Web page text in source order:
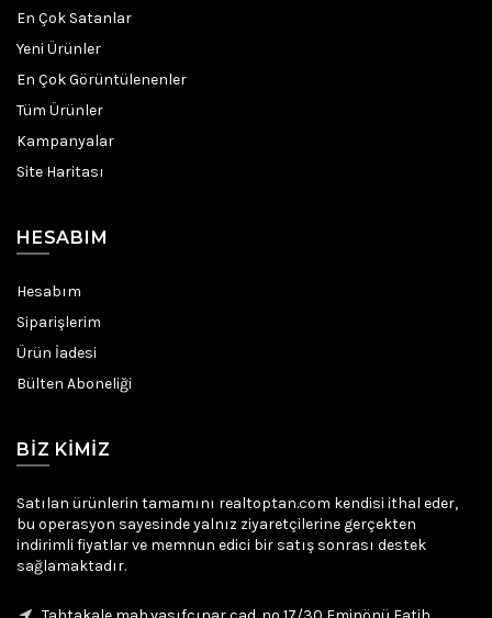
En Çok Satanlar
Yeni Ürünler
En Çok Görüntülenenler
Tüm Ürünler
Kampanyalar
Site Haritası
HESABIM
Hesabım
Siparişlerim
Ürün İadesi
Bülten Aboneliği
BIZ KIMIZ
Satılan ürünlerin tamamını realtoptan.com kendisi ithal eder,
bu operasyon sayesinde yalnız ziyaretçilerine gerçekten
indirimli fiyatlar ve memnun edici bir satış sonrası destek
sağlamaktadır.